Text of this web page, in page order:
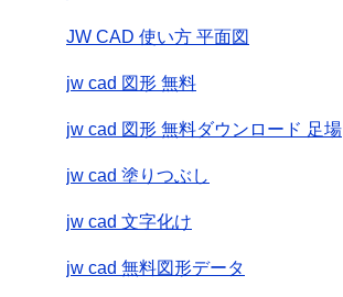
JW CAD 使い方 平面図
jw cad 図形 無料
jw cad 図形 無料ダウンロード 足場
jw cad 塗りつぶし
jw cad 文字化け
jw cad 無料図形データ